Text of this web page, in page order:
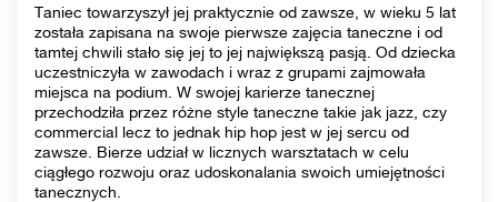
Taniec towarzyszył jej praktycznie od zawsze, w wieku 5 lat
została zapisana na swoje pierwsze zajęcia taneczne i od
tamtej chwili stało się jej to jej największą pasją. Od dziecka
uczestniczyła w zawodach i wraz z grupami zajmowała
miejsca na podium. W swojej karierze tanecznej
przechodziła przez różne style taneczne takie jak jazz, czy
commercial lecz to jednak hip hop jest w jej sercu od
zawsze. Bierze udział w licznych warsztatach w celu
ciągłego rozwoju oraz udoskonalania swoich umiejętności
tanecznych.